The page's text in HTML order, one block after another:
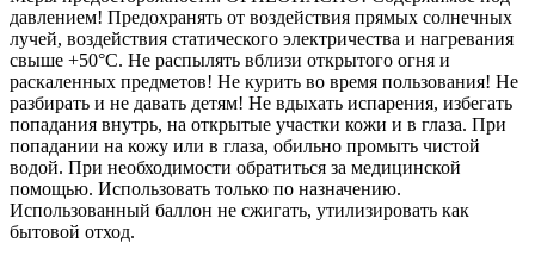
давлением! Предохранять от воздействия прямых солнечных
лучей, воздействия статического электричества и нагревания
свыше +50°С. Не распылять вблизи открытого огня и
раскаленных предметов! Не курить во время пользования! Не
разбирать и не давать детям! Не вдыхать испарения, избегать
попадания внутрь, на открытые участки кожи и в глаза. При
попадании на кожу или в глаза, обильно промыть чистой
водой. При необходимости обратиться за медицинской
помощью. Использовать только по назначению.
Использованный баллон не сжигать, утилизировать как
бытовой отход.